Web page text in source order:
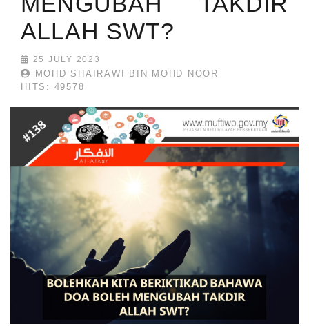
ALLAH SWT?
25 JULY 2023
MOHD SHAIRAWI BIN MOHD NOOR
HITS: 49578